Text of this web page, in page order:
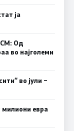
ја
Од
во најголеми
во јули –
евра